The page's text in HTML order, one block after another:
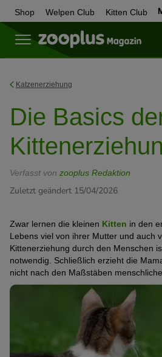
Shop Welpen Club Kitten Club
Katzenerziehung
Die Basics
Verfasst von zooplus Redaktion
Zuletzt geändert 15/04/2026
Zwar lernen die kleinen Kitten in den
Lebens viel von ihrer Mutter und auch
Kittenerziehung durch den Menschen
notwendig. Schließlich erzieht die
nicht nach den Maßstäben